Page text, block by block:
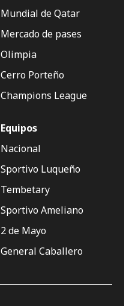
Mundial de Qatar
Mercado de pases
Olimpia
Cerro Porteño
Champions League
Equipos
Nacional
Sportivo Luqueño
Tembetary
Sportivo Ameliano
2 de Mayo
General Caballero